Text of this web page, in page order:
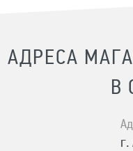
АДРЕСА
В